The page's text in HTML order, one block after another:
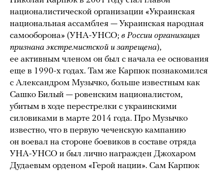
националистической организации «Украинская
национальная ассамблея — Украинская народная
самооборона» (УНА-УНСО; в России организация
признана экстремистской и запрещена),
ее активным членом он был с начала ее основания
еще в 1990-х годах. Там же Карпюк познакомился
с Александром Музычко, больше известным как
Сашко Билый — ровенским националистом,
убитым в ходе перестрелки с украинскими
силовиками в марте 2014 года. Про Музычко
известно, что в первую чеченскую кампанию
он воевал на стороне боевиков в составе отряда
УНА-УНСО и был лично награжден Джохаром
Дудаевым орденом «Герой нации». Сам Карпюк